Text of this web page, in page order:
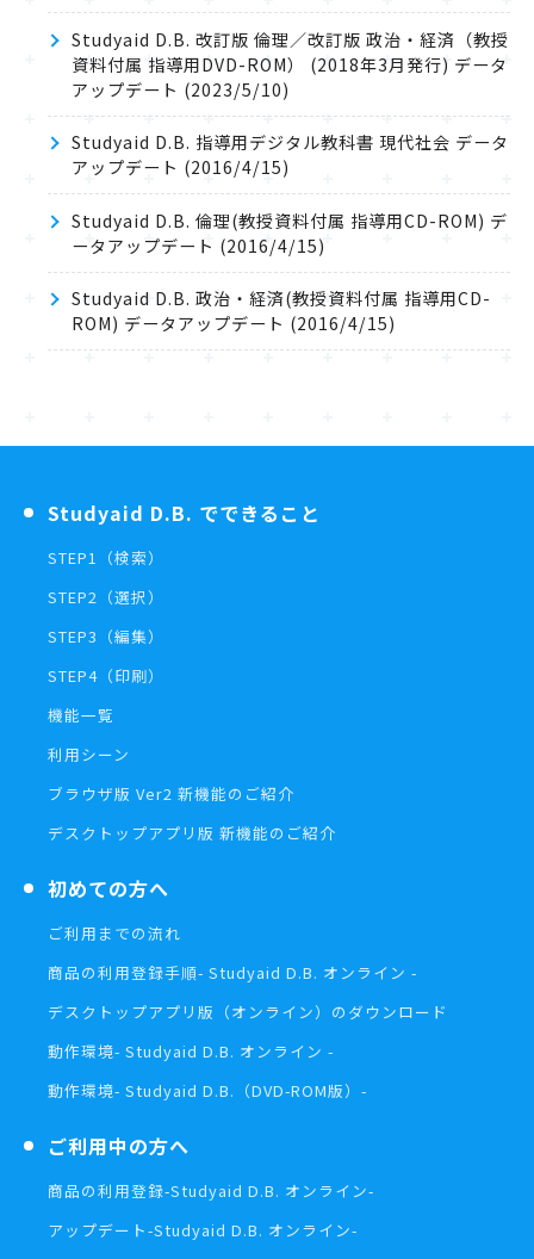
Studyaid D.B. 改訂版 倫理／改訂版 政治・経済（教授
資料付属 指導用DVD-ROM） (2018年3月発行) データ
アップデート (2023/5/10)
Studyaid D.B. 指導用デジタル教科書 現代社会 データ
アップデート (2016/4/15)
Studyaid D.B. 倫理(教授資料付属 指導用CD-ROM) デ
ータアップデート (2016/4/15)
Studyaid D.B. 政治・経済(教授資料付属 指導用CD-
ROM) データアップデート (2016/4/15)
Studyaid D.B. でできること
STEP1（検索）
STEP2（選択）
STEP3（編集）
STEP4（印刷）
機能一覧
利用シーン
ブラウザ版 Ver2 新機能のご紹介
デスクトップアプリ版 新機能のご紹介
初めての方へ
ご利用までの流れ
商品の利用登録手順- Studyaid D.B. オンライン -
デスクトップアプリ版（オンライン）の ダウンロード
動作環境- Studyaid D.B. オンライン -
動作環境- Studyaid D.B.（DVD-ROM版）-
ご利用中の方へ
商品の利用登録-Studyaid D.B. オンライン-
アップデート-Studyaid D.B. オンライン-